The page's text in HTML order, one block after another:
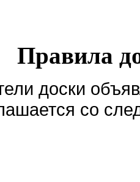
Правила
доски
со